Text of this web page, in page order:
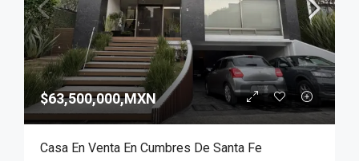
$63,500,000,MXN
Casa En Venta En Cumbres De Santa Fe